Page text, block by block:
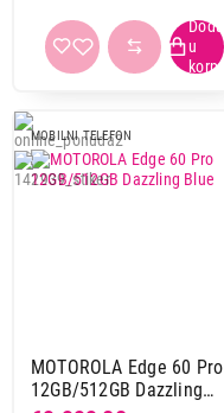
MOBILNI TELEFON
MOTOROLA Edge 60 Pro
12GB/512GB Dazzling